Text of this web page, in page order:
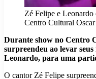
Zé Felipe e
Centro Cultural
Durante show no Centro
surpreendeu ao levar
Leonardo, para uma
O cantor Zé Felipe